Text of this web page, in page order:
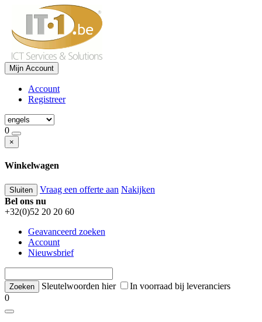
Mijn Account
Account
Registreer
0
×
Winkelwagen
Sluiten Vraag een offerte aan Nakijken
Bel ons nu
+32(0)52 20 20 60
Geavanceerd zoeken
Account
Nieuwsbrief
Sleutelwoorden hier
In voorraad bij leveranciers
0